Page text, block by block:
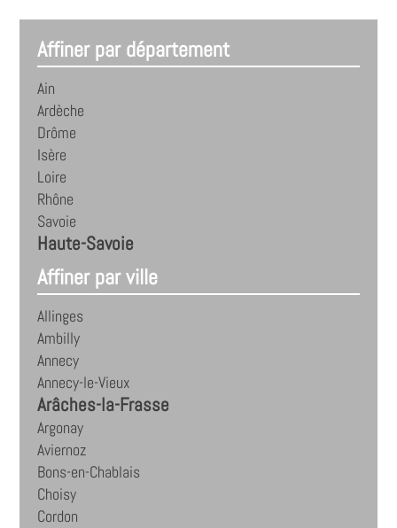
Affiner par département
Ain
Ardèche
Drôme
Isère
Loire
Rhône
Savoie
Haute-Savoie
Affiner par ville
Allinges
Ambilly
Annecy
Annecy-le-Vieux
Arâches-la-Frasse
Argonay
Aviernoz
Bons-en-Chablais
Choisy
Cordon